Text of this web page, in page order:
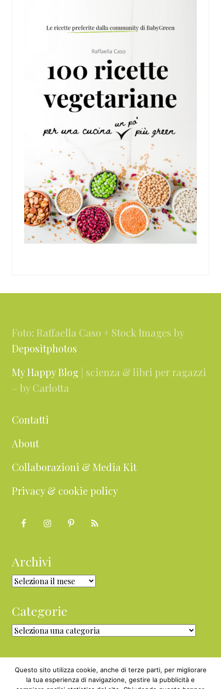
Foto: Raffaella Caso + Stock Images by
Depositphotos
My Happy Blog | scienza & libri per ragazzi
– by Carlotta
Contatti
About
Collaborazioni & Media Kit
Privacy & cookie policy
Archivi
Archivi
Categorie
Categorie
Questo sito utilizza cookie, anche di terze parti, per migliorare
la tua esperienza di navigazione, gestire la pubblicità e